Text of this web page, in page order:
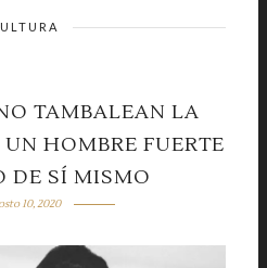
TAMBALEAN LA
HOMBRE FUERTE
DE SÍ MISMO
10, 2020